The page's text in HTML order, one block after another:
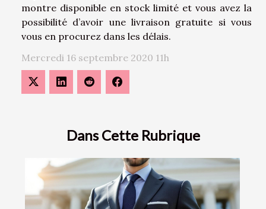
Dans Cette Rubrique
montre disponible en stock limité et vous avez la
possibilité d’avoir une livraison gratuite si vous
vous en procurez dans les délais.
Mercredi 16 septembre 2020 11h